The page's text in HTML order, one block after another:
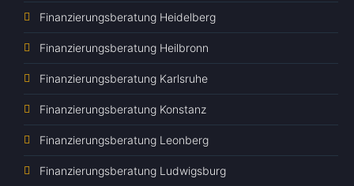
Finanzierungsberatung Heidelberg
Finanzierungsberatung Heilbronn
Finanzierungsberatung Karlsruhe
Finanzierungsberatung Konstanz
Finanzierungsberatung Leonberg
Finanzierungsberatung Ludwigsburg